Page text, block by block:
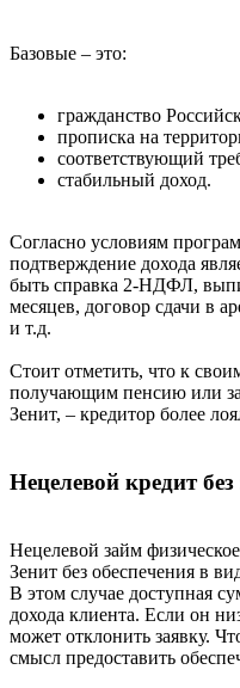
Базовые – это:
гражданство
прописка на
соответствующий
стабильный доход.
Согласно условиям
подтверждение дохода
быть справка 2-НДФЛ,
месяцев, договор сдачи в
и т.д.
Стоит отметить, что к
получающим пенсию или
Зенит, – кредитор более
Нецелевой кредит
Нецелевой займ
Зенит без обеспечения в
В этом случае доступная
дохода клиента. Если он
может отклонить заявку.
смысл предоставить